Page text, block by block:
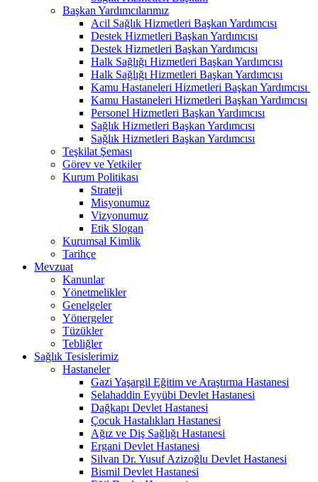
Başkan Yardımcılarımız
Acil Sağlık Hizmetleri Başkan Yardımcısı
Destek Hizmetleri Başkan Yardımcısı
Destek Hizmetleri Başkan Yardımcısı
Halk Sağlığı Hizmetleri Başkan Yardımcısı
Halk Sağlığı Hizmetleri Başkan Yardımcısı
Kamu Hastaneleri Hizmetleri Başkan Yardımcısı ​
Kamu Hastaneleri Hizmetleri Başkan Yardımcısı
Personel Hizmetleri Başkan Yardımcısı
Sağlık Hizmetleri Başkan Yardımcısı
Sağlık Hizmetleri Başkan Yardımcısı
Teşkilat Şeması
Görev ve Yetkiler
Kurum Politikası
Strateji
Misyonumuz
Vizyonumuz
Etik Slogan
Kurumsal Kimlik
Tarihçe
Mevzuat
Kanunlar
Yönetmelikler
Genelgeler
Yönergeler
Tüzükler
Tebliğler
Sağlık Tesislerimiz
Hastaneler
Gazi Yaşargil Eğitim ve Araştırma Hastanesi
Selahaddin Eyyübi Devlet Hastanesi
Dağkapı Devlet Hastanesi
Çocuk Hastalıkları Hastanesi
Ağız ve Diş Sağlığı Hastanesi
Ergani Devlet Hastanesi
Silvan Dr. Yusuf Azizoğlu Devlet Hastanesi
Bismil Devlet Hastanesi